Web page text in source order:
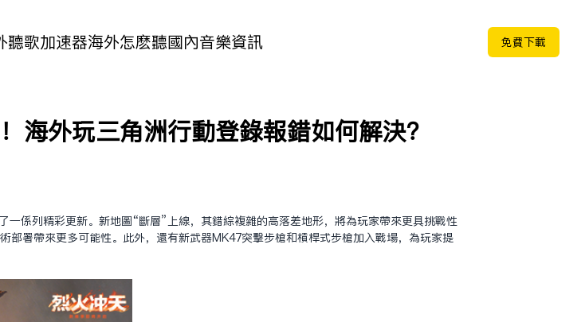
聽歌加速器海外怎麽聽國內音樂資訊 免费下载
海外玩三角洲行動登錄報錯如何解決？
一系列精彩更新。新地圖“斷層”上線，其錯綜複雜的高落差地形，將為玩家帶來更具挑戰性
署帶來更多可能性。此外，還有新武器MK47突擊步槍和槓桿式步槍加入戰場，為玩家提